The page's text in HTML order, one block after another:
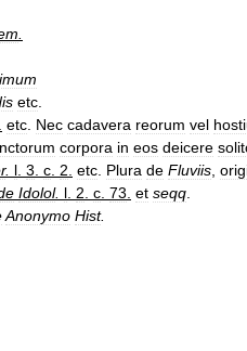
etc
etc Nec cadavera reorum vel
corpora in eos deicere
. l 3 c 2 etc Plura de Fluviis
Idolol. l 2 c 73 et seqq
Anonymo Hist.